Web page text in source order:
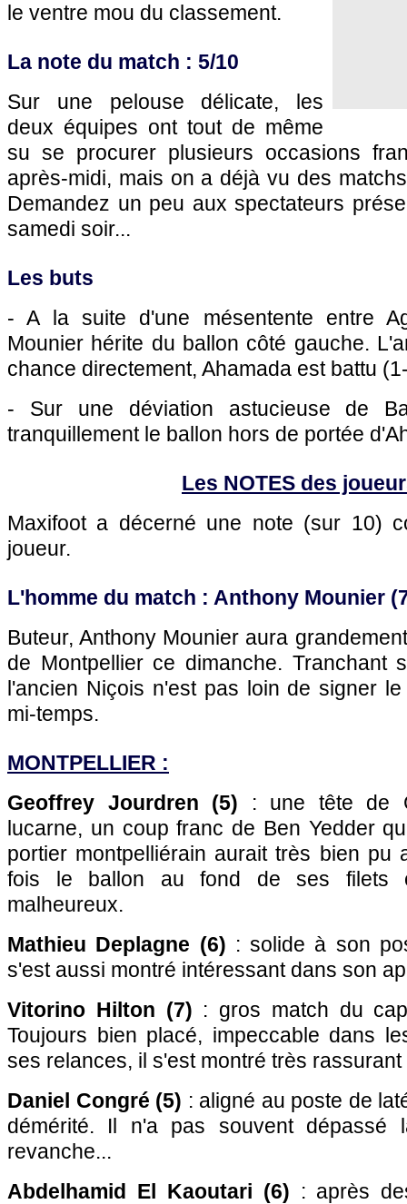
le ventre mou du classement.
La note du match : 5/10
Sur une pelouse délicate, les
deux équipes ont tout de même
su se procurer plusieurs occasions
après-midi, mais on a déjà vu des
Demandez un peu aux spectateurs
samedi soir...
Les buts
- A la suite d'une mésentente entre
Mounier hérite du ballon côté gauche.
chance directement, Ahamada est battu
- Sur une déviation astucieuse de
tranquillement le ballon hors de portée
Les NOTES des
Maxifoot a décerné une note (sur 10)
joueur.
L'homme du match : Anthony Mounier
Buteur, Anthony Mounier aura
de Montpellier ce dimanche. Tranchant
l'ancien Niçois n'est pas loin de signer
mi-temps.
MONTPELLIER :
Geoffrey Jourdren (5) : une tête de
lucarne, un coup franc de Ben Yedder
portier montpelliérain aurait très bien pu
fois le ballon au fond de ses filets
malheureux.
Mathieu Deplagne (6) : solide à son
s'est aussi montré intéressant dans son
Vitorino Hilton (7) : gros match du
Toujours bien placé, impeccable dans
ses relances, il s'est montré très
Daniel Congré (5) : aligné au poste de
démérité. Il n'a pas souvent dépassé
revanche...
Abdelhamid El Kaoutari (6) : après